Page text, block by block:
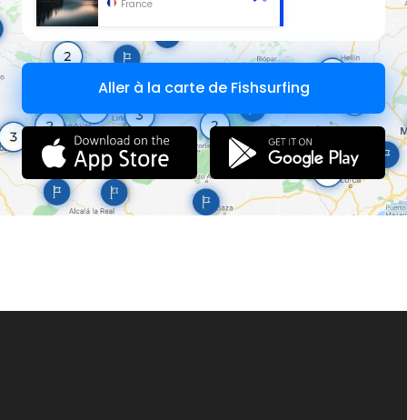
France
Aller à la carte de Fishsurfing